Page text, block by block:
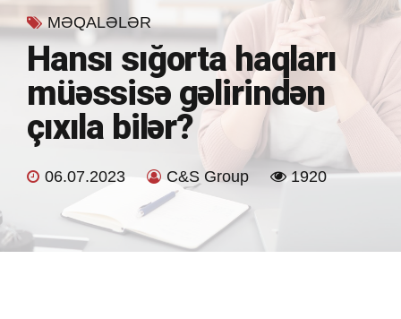
MƏQALƏLƏR
Hansı sığorta haqları
müəssisə gəlirindən
çıxıla bilər?
06.07.2023 C&S Group 1920